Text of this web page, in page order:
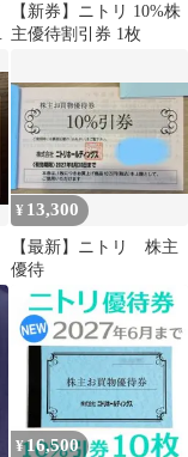
【新券】ニトリ 10%株
主優待割引券 1枚
¥ 13,300
【最新】ニトリ 株主
優待
¥16,500